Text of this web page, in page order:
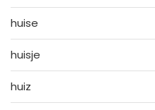
huise
huisje
huiz